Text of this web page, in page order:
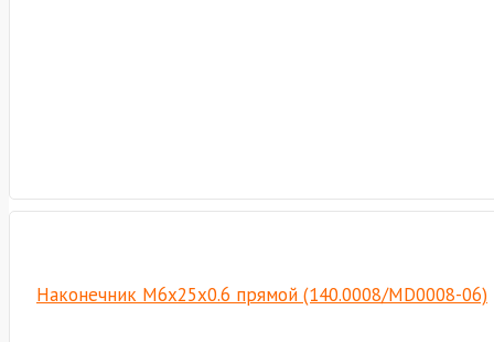
Наконечник М6х25х0.6 прямой (140.0008/MD0008-06)